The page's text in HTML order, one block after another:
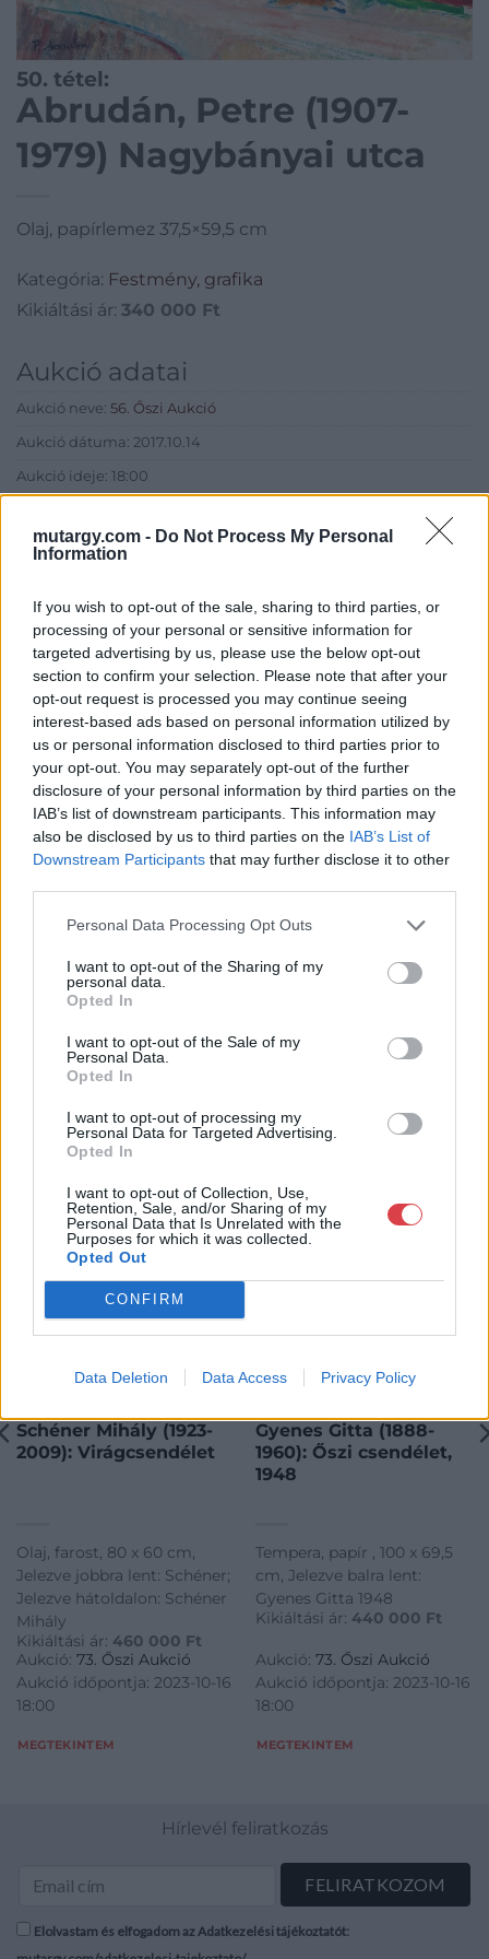
mutargy.com - Do Not Process My Personal
Information
If you wish to opt-out of the sale, sharing to third parties, or
processing of your personal or sensitive information for
targeted advertising by us, please use the below opt-out
section to confirm your selection. Please note that after your
opt-out request is processed you may continue seeing
interest-based ads based on personal information utilized by
us or personal information disclosed to third parties prior to
your opt-out. You may separately opt-out of the further
disclosure of your personal information by third parties on the
IAB’s list of downstream participants. This information may
also be disclosed by us to third parties on the IAB’s List of
Downstream Participants that may further disclose it to other
Personal Data Processing Opt Outs
I want to opt-out of the Sharing of my
personal data.
Opted In
I want to opt-out of the Sale of my
Personal Data.
Opted In
I want to opt-out of processing my
Personal Data for Targeted Advertising.
Opted In
I want to opt-out of Collection, Use,
Retention, Sale, and/or Sharing of my
Personal Data that Is Unrelated with the
Purposes for which it was collected.
Opted Out
CONFIRM
Data Deletion Data Access Privacy Policy
50. tétel:
Abrudán, Petre (1907-
1979) Nagybányai utca
Olaj, papírlemez 37,5×59,5 cm
Kategória: Festmény, grafika
Kikiáltási ár: 340 000 Ft
Aukció adatai
Aukció neve: 56. Őszi Aukció
Aukció dátuma: 2017.10.14
Aukció ideje: 18:00
Tételszám: 50
Eladó adatai
Eladó:Virág Judit Galéria
Cím: Nemes Zsófia
Mű-Terem Galéria Kft.
1055 Budapest, Falk Miksa u. 30
Telefon: 36-1-312-2071, 269-4681 269-4681
Weboldal:http://www.viragjuditgaleria.hu
Bemutatkozás: Kiemelkedő kvalitású 19. és 20. századi magyar
festészet és szecessziós Zsolnay kerámiák adás-vétele és
aukcionálása. Exkluzív aukciók évente 3 alkalommal.
GALÉRIA TOVÁBBI MŰTÁRGYAI
KAPCSOLÓDÓ MŰTÁRGYAK
Schéner Mihály (1923-
2009): Virágcsendélet
Olaj, farost, 80 x 60 cm,
Jelezve jobbra lent: Schéner;
Jelezve hátoldalon: Schéner
Mihály
Kikiáltási ár: 460 000 Ft
Aukció: 73. Őszi Aukció
Aukció időpontja: 2023-10-16
18:00
MEGTEKINTEM
FESTMÉNY, GRAFIKA
Gyenes Gitta (1888-
1960): Őszi csendélet,
1948
Tempera, papír , 100 x 69,5
cm, Jelezve balra lent:
Gyenes Gitta 1948
Kikiáltási ár: 440 000 Ft
Aukció: 73. Őszi Aukció
Aukció időpontja: 2023-10-16
18:00
MEGTEKINTEM
Hírlevél feliratkozás
Elolvastam és elfogadom az Adatkezelési tájékoztatót: